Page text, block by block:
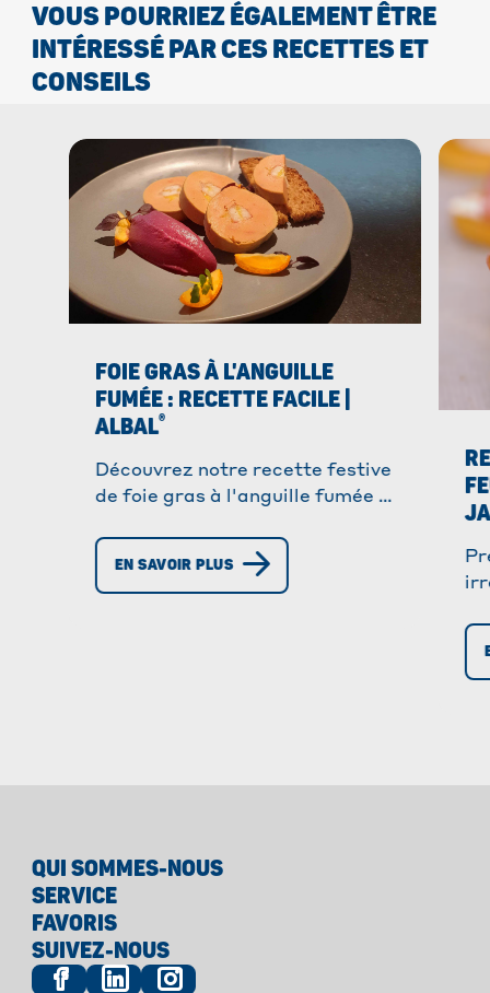
VOUS POURRIEZ ÉGALEMENT ÊTRE
INTÉRESSÉ PAR CES RECETTES ET
CONSEILS
FOIE GRAS À L'ANGUILLE
FUMÉE : RECETTE FACILE |
ALBAL®
Découvrez notre recette festive
de foie gras à l'anguille fumée !
Ingrédients, préparation et
EN SAVOIR PLUS
QUI SOMMES-NOUS
SERVICE
FAVORIS
SUIVEZ-NOUS